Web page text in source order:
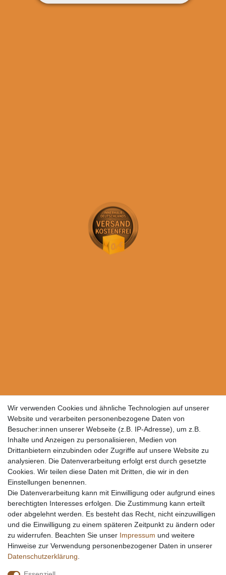
Wir verwenden Cookies und ähnliche Technologien auf unserer
Website und verarbeiten personenbezogene Daten von
Besucher:innen unserer Webseite (z.B. IP-Adresse), um z.B.
Inhalte und Anzeigen zu personalisieren, Medien von
Drittanbietern einzubinden oder Zugriffe auf unsere Website zu
analysieren. Die Datenverarbeitung erfolgt erst durch gesetzte
Cookies. Wir teilen diese Daten mit Dritten, die wir in den
Einstellungen benennen.
Die Datenverarbeitung kann mit Einwilligung oder aufgrund eines
berechtigten Interesses erfolgen. Die Zustimmung kann erteilt
oder abgelehnt werden. Es besteht das Recht, nicht einzuwilligen
und die Einwilligung zu einem späteren Zeitpunkt zu ändern oder
zu widerrufen. Beachten Sie unser Impressum und weitere
Hinweise zur Verwendung personenbezogener Daten in unserer
Daten­schutz­erklärung